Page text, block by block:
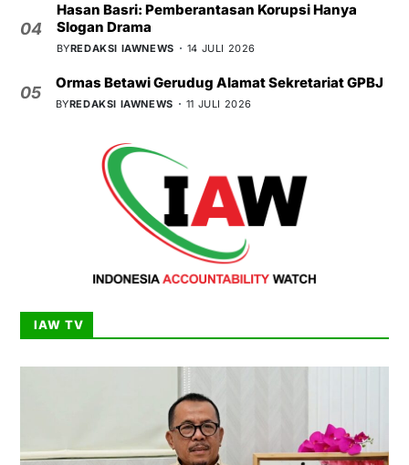
04
Hasan Basri: Pemberantasan Korupsi Hanya
Slogan Drama
BYREDAKSI IAWNEWS 14 JULI 2026
05
Ormas Betawi Gerudug Alamat Sekretariat GPBJ
BYREDAKSI IAWNEWS 11 JULI 2026
IAW TV